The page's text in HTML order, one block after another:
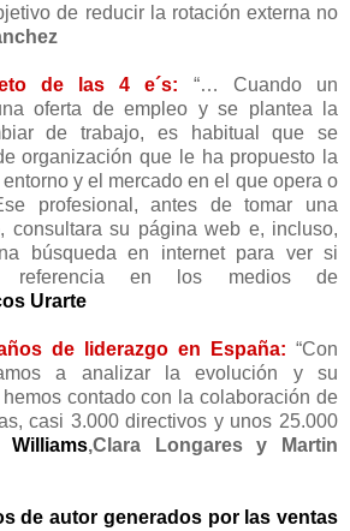
de reducir la rotación externa no
de las 4 e´s: “… Cuando un
oferta de empleo y se plantea la
de trabajo, es habitual que se
organización que le ha propuesto la
y el mercado en el que opera o
profesional, antes de tomar una
consultara su página web e, incluso,
búsqueda en internet para ver si
referencia en los medios de
Urarte
de liderazgo en España: “Con
a analizar la evolución y su
contado con la colaboración de
casi 3.000 directivos y unos 25.000
Williams,Clara Longares y Martin
de autor generados por las ventas